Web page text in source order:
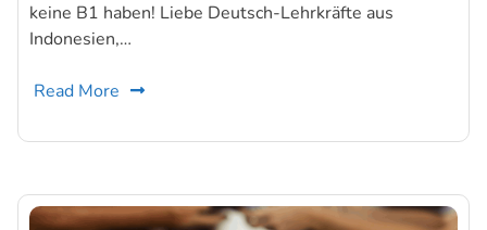
keine B1 haben! Liebe Deutsch-Lehrkräfte aus
Indonesien,…
Read More